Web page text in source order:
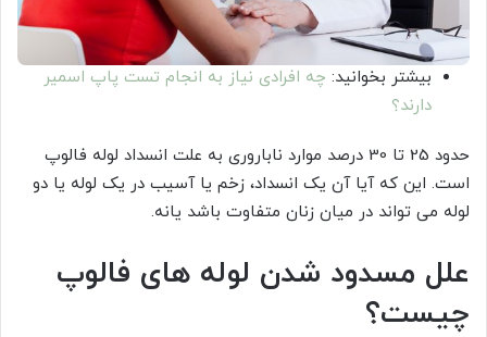
بیشتر بخوانید: چه افرادی نیاز به انجام تست پاپ اسمیر
دارند؟
حدود 25 تا 30 درصد موارد ناباروری به علت انسداد لوله فالوپ
است. این که آیا آن یک انسداد، زخم یا آسیب در یک لوله یا دو
لوله می تواند در میان زنان متفاوت باشد یانه.
علل مسدود شدن لوله های فالوپ
چیست؟